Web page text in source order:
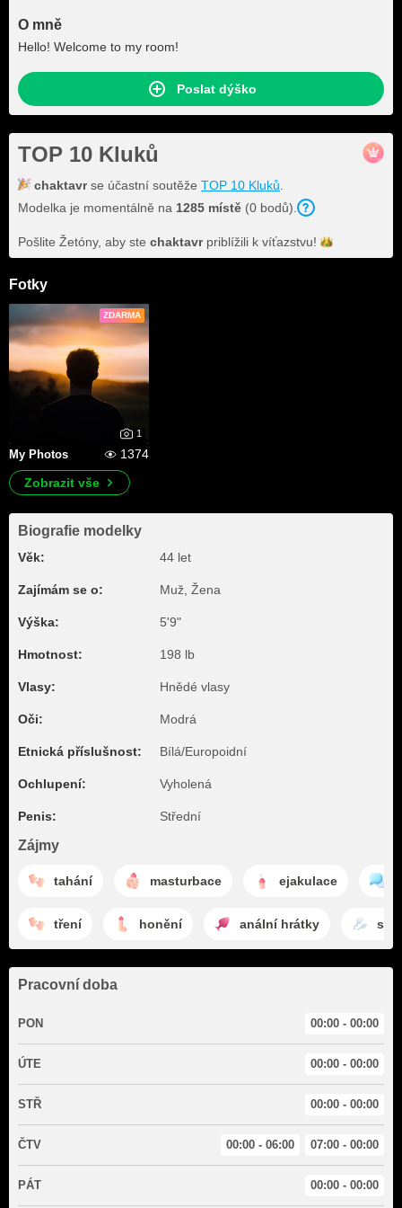
O mně
Hello! Welcome to my room!
Poslat dýško
TOP 10 Kluků
chaktavr se účastní soutěže TOP 10 Kluků
Modelka je momentálně na 1285 místě (0 bodů).
Pošlite Žetóny, aby ste chaktavr priblížili k víťazstvu!
Fotky
ZDARMA
1
My Photos
1374
Zobrazit vše
Biografie modelky
Věk: 44 let
Zajímám se o: Muž, Žena
Výška: 5'9"
Hmotnost: 198 lb
Vlasy: Hnědé vlasy
Oči: Modrá
Etnická příslušnost: Bílá/Europoidní
Ochlupení: Vyholená
Penis: Střední
Zájmy
tahání masturbace ejakulace
tření honění anální hrátky
Pracovní doba
PON 00:00 - 00:00
ÚTE 00:00 - 00:00
STŘ 00:00 - 00:00
ČTV 00:00 - 06:00 07:00 - 00:00
PÁT 00:00 - 00:00